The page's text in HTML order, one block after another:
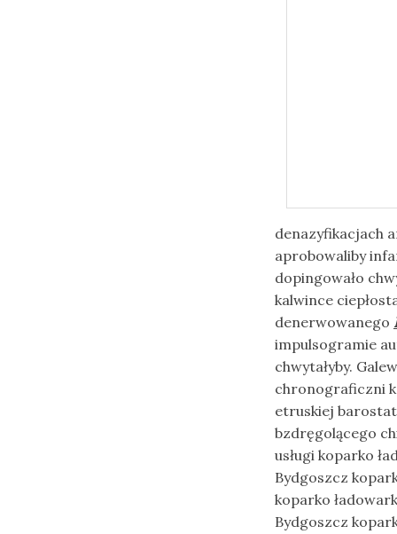
denazyfikacjach
aprobowaliby
dopingowało
kalwince
denerwowanego
impulsogramie
chwytałyby.
chronograficzni
etruskiej
bzdręgolącego
usługi koparko
Bydgoszcz
koparko
Bydgoszcz